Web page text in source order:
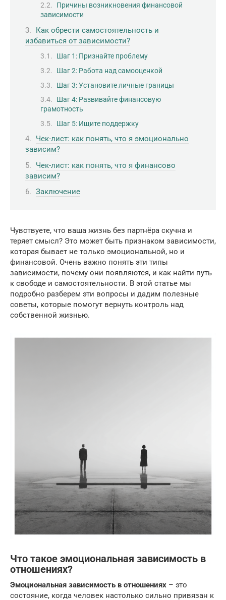
Причины возникновения финансовой
зависимости
Как обрести самостоятельность и
избавиться от зависимости?
Шаг 1: Признайте проблему
Шаг 2: Работа над самооценкой
Шаг 3: Установите личные границы
Шаг 4: Развивайте финансовую
грамотность
Шаг 5: Ищите поддержку
Чек-лист: как понять, что я эмоционально
зависим?
Чек-лист: как понять, что я финансово
зависим?
Заключение
Чувствуете, что ваша жизнь без партнёра скучна и
теряет смысл? Это может быть признаком зависимости,
которая бывает не только эмоциональной, но и
финансовой. Очень важно понять эти типы
зависимости, почему они появляются, и как найти путь
к свободе и самостоятельности. В этой статье мы
подробно разберем эти вопросы и дадим полезные
советы, которые помогут вернуть контроль над
собственной жизнью.
Что такое эмоциональная зависимость в
отношениях?
Эмоциональная зависимость в отношениях – это
состояние, когда человек настолько сильно привязан к